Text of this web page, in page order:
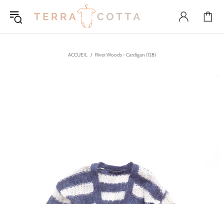
ACCUEIL River Woods - Cardigan (128)